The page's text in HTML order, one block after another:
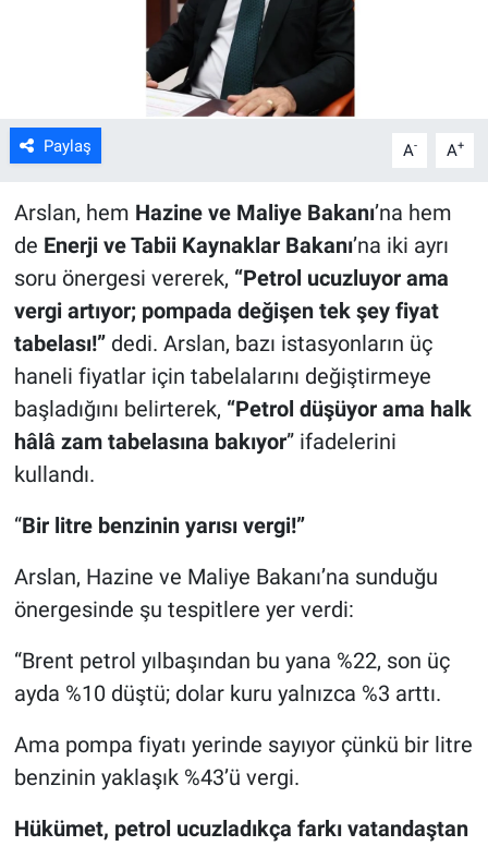
Paylaş A- A+
Arslan, hem Hazine ve Maliye Bakanı’na hem
de Enerji ve Tabii Kaynaklar Bakanı’na iki ayrı
soru önergesi vererek, “Petrol ucuzluyor ama
vergi artıyor; pompada değişen tek şey fiyat
tabelası!” dedi. Arslan, bazı istasyonların üç
haneli fiyatlar için tabelalarını değiştirmeye
başladığını belirterek, “Petrol düşüyor ama halk
hâlâ zam tabelasına bakıyor” ifadelerini
kullandı.
“Bir litre benzinin yarısı vergi!”
Arslan, Hazine ve Maliye Bakanı’na sunduğu
önergesinde şu tespitlere yer verdi:
“Brent petrol yılbaşından bu yana %22, son üç
ayda %10 düştü; dolar kuru yalnızca %3 arttı.
Ama pompa fiyatı yerinde sayıyor çünkü bir litre
benzinin yaklaşık %43’ü vergi.
Hükümet, petrol ucuzladıkça farkı vatandaştan